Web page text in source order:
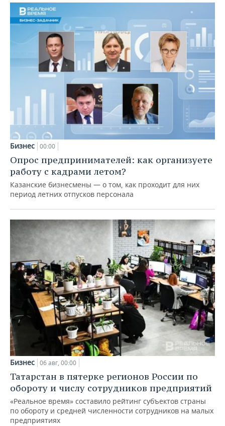
Бизнес 00:00
Опрос предпринимателей: как организуете
работу с кадрами летом?
Казанские бизнесмены — о том, как проходит для них
период летних отпусков персонала
Бизнес 06 авг, 00:00
Татарстан в пятерке регионов России по
обороту и числу сотрудников предприятий
«Реальное время» составило рейтинг субъектов страны
по обороту и средней численности сотрудников на малых
предприятиях